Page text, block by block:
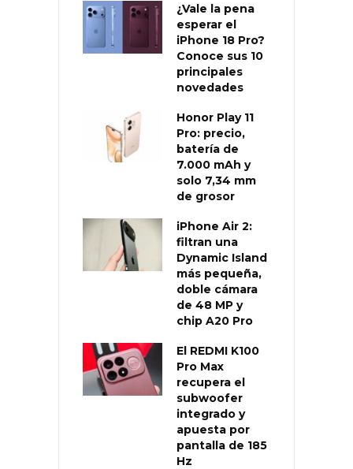
¿Vale la pena
esperar el
iPhone 18 Pro?
Conoce sus 10
principales
novedades
Honor Play 11
Pro: precio,
batería de
7.000 mAh y
solo 7,34 mm
de grosor
iPhone Air 2:
filtran una
Dynamic Island
más pequeña,
doble cámara
de 48 MP y
chip A20 Pro
El REDMI K100
Pro Max
recupera el
subwoofer
integrado y
apuesta por
pantalla de 185
Hz